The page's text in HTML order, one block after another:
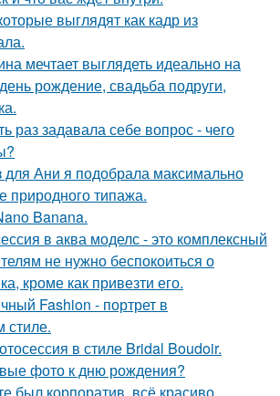
выглядят как кадр из
мечтает выглядеть идеально на
рождение, свадьба подруги,
раз задавала себе вопрос - чего
Ани я подобрала максимально
природного типажа.
Banana.
в аква моделс - это комплексный
не нужно беспокоиться о
кроме как привезти его.
Fashion - портрет в
стиле.
в стиле Bridal Boudoir.
фото к дню рождения?
был корпоратив, всё красиво,